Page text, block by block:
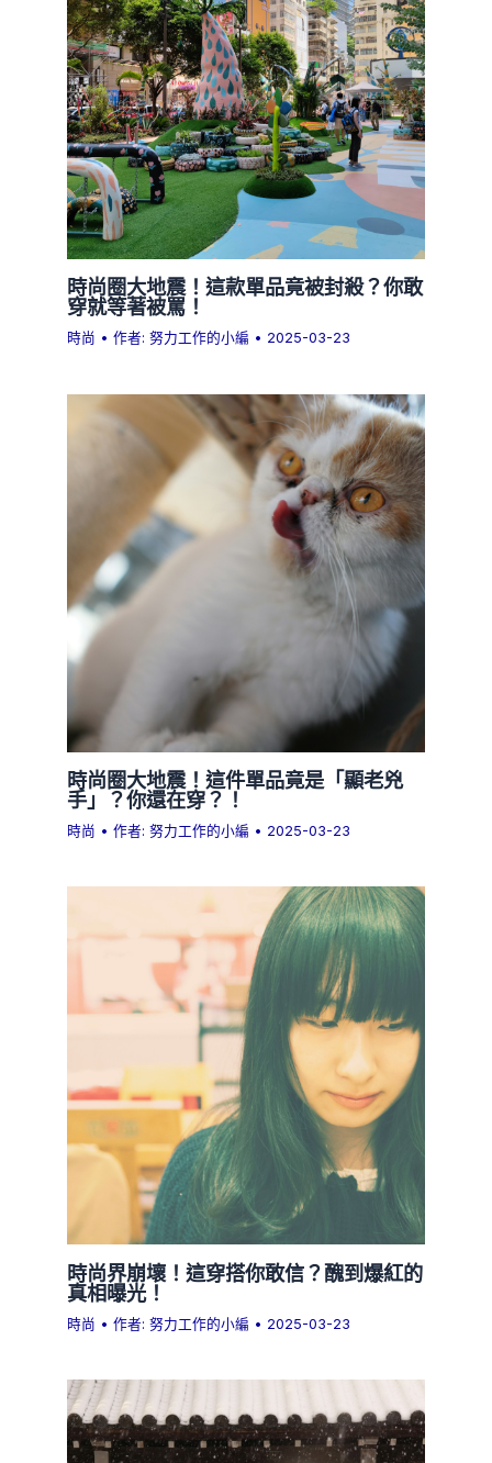
時尚圈大地震！這款單品竟被封殺？你敢
穿就等著被罵！
時尚 • 作者:努力工作的小編 • 2025-03-23
時尚圈大地震！這件單品竟是「顯老兇
手」？你還在穿？！
時尚 • 作者:努力工作的小編 • 2025-03-23
時尚界崩壞！這穿搭你敢信？醜到爆紅的
真相曝光！
時尚 • 作者:努力工作的小編 • 2025-03-23